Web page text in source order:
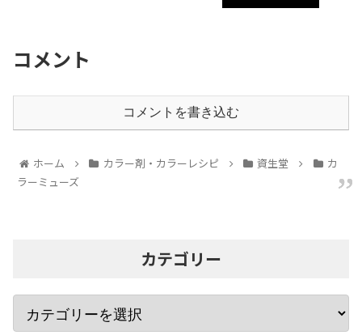
コメント
コメントを書き込む
ホーム カラー剤・カラーレシピ 資生堂
カ
ラーミューズ
カテゴリー